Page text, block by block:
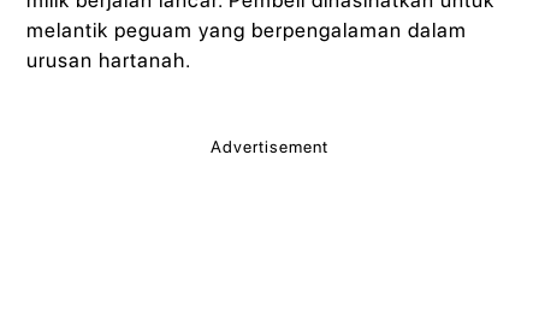
melantik peguam yang berpengalaman dalam
urusan hartanah.
Advertisement